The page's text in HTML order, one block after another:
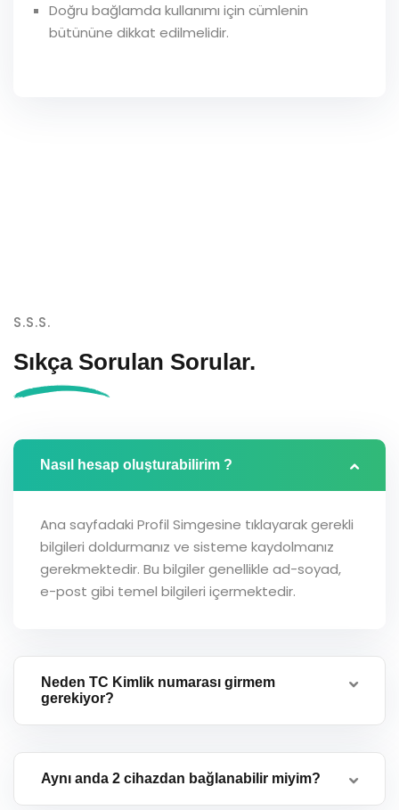
Doğru bağlamda kullanımı için cümlenin
bütününe dikkat edilmelidir.
S.S.S.
Sıkça Sorulan Sorular.
Nasıl hesap oluşturabilirim ?
Ana sayfadaki Profil Simgesine tıklayarak gerekli
bilgileri doldurmanız ve sisteme kaydolmanız
gerekmektedir. Bu bilgiler genellikle ad-soyad,
e-post gibi temel bilgileri içermektedir.
Neden TC Kimlik numarası girmem
gerekiyor?
Aynı anda 2 cihazdan bağlanabilir miyim?